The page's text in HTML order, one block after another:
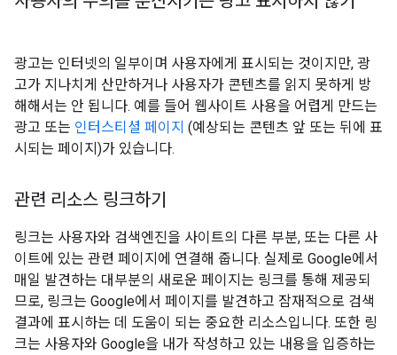
광고는 인터넷의 일부이며 사용자에게 표시되는 것이지만, 광
고가 지나치게 산만하거나 사용자가 콘텐츠를 읽지 못하게 방
해해서는 안 됩니다. 예를 들어 웹사이트 사용을 어렵게 만드는
광고 또는 인터스티셜 페이지 (예상되는 콘텐츠 앞 또는 뒤에 표
시되는 페이지)가 있습니다.
관련 리소스 링크하기
링크는 사용자와 검색엔진을 사이트의 다른 부분, 또는 다른 사
이트에 있는 관련 페이지에 연결해 줍니다. 실제로 Google에서
매일 발견하는 대부분의 새로운 페이지는 링크를 통해 제공되
므로, 링크는 Google에서 페이지를 발견하고 잠재적으로 검색
결과에 표시하는 데 도움이 되는 중요한 리소스입니다. 또한 링
크는 사용자와 Google을 내가 작성하고 있는 내용을 입증하는